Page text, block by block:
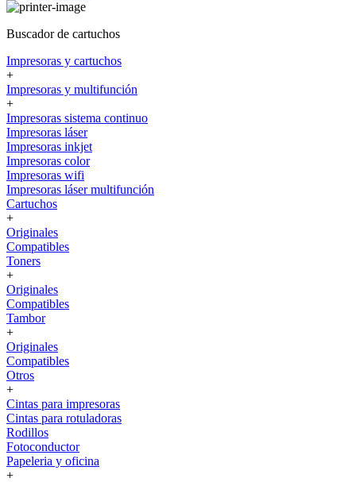
Buscador de cartuchos
Impresoras y cartuchos
+
Impresoras y multifunción
+
Impresoras sistema continuo
Impresoras láser
Impresoras inkjet
Impresoras color
Impresoras wifi
Impresoras láser multifunción
Cartuchos
+
Originales
Compatibles
Toners
+
Originales
Compatibles
Tambor
+
Originales
Compatibles
Otros
+
Cintas para impresoras
Cintas para rotuladoras
Rodillos
Fotoconductor
Papeleria y oficina
+